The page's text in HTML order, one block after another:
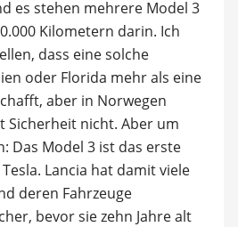
es stehen mehrere Model 3
Kilometern darin. Ich
dass eine solche
oder Florida mehr als eine
aber in Norwegen
Sicherheit nicht. Aber um
Das Model 3 ist das erste
Lancia hat damit viele
deren Fahrzeuge
bevor sie zehn Jahre alt